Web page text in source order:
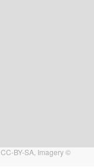
CC-BY-SA , Imagery ©